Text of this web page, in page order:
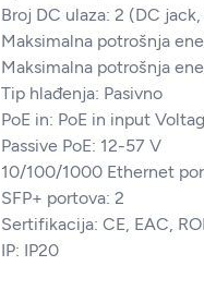
Broj DC ulaza: 2 (DC
Maksimalna potrošnja
Maksimalna potrošnja
Tip hlađenja: Pasivno
PoE in: PoE in input
Passive PoE: 12-57 V
10/100/1000 Ethernet
SFP+ portova: 2
Sertifikacija: CE, EAC,
IP: IP20